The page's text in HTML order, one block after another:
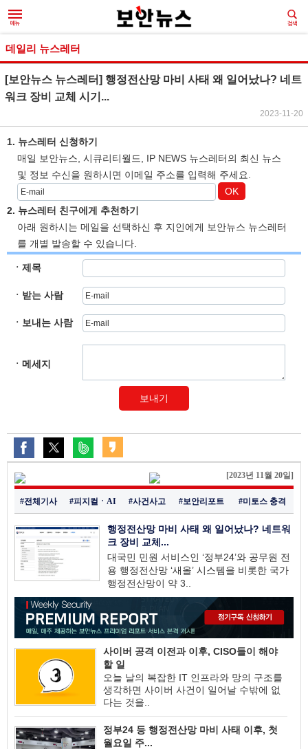
데일리 뉴스레터
[보안뉴스 뉴스레터] 행정전산망 마비 사태 왜 일어났나? 네트
워크 장비 교체 시기...
2023-11-20
1. 뉴스레터 신청하기
매일 보안뉴스, 시큐리티월드, IP NEWS 뉴스레터의 최신 뉴스
및 정보 수신을 원하시면 이메일 주소를 입력해 주세요.
OK
2. 뉴스레터 친구에게 추천하기
아래 원하시는 메일을 선택하신 후 지인에게 보안뉴스 뉴스레터
를 개별 발송할 수 있습니다.
ㆍ제목
ㆍ받는 사람
ㆍ보내는 사람
ㆍ메세지
보내기
[2023년 11월 20일]
#전체기사 #피지컬ㆍAI #사건사고 #보안리포트 #미토스 충격
행정전산망 마비 사태 왜 일어났나? 네트워
크 장비 교체...
대국민 민원 서비스인 ‘정부24’와 공무원 전
용 행정전산망 ‘새올’ 시스템을 비롯한 국가
행정전산망이 약 3..
사이버 공격 이전과 이후, CISO들이 해야
할 일
오늘 날의 복잡한 IT 인프라와 망의 구조를
생각하면 사이버 사건이 일어날 수밖에 없
다는 것을..
정부24 등 행정전산망 마비 사태 이후, 첫
월요일 주...